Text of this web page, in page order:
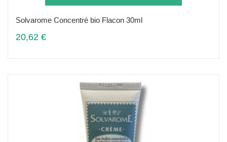
Solvarome Concentré bio Flacon 30ml
20,62 €